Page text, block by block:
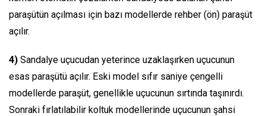
paraşütün açılması için bazı modellerde rehber (ön) paraşüt
açılır.
4) Sandalye uçucudan yeterince uzaklaşırken uçucunun
esas paraşütü açılır. Eski model sıfır saniye çengelli
modellerde paraşüt, genellikle uçucunun sırtında taşınırdı.
Sonraki fırlatılabilir koltuk modellerinde uçucunun şahsi